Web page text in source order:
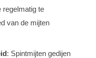
regelmatig te
van de mijten
: Spintmijten gedijen